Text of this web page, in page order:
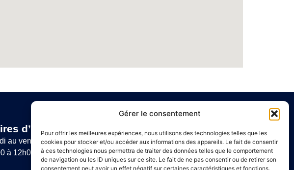
Gérer le consentement
Pour offrir les meilleures expériences, nous utilisons des technologies telles que les
cookies pour stocker et/ou accéder aux informations des appareils. Le fait de consentir
à ces technologies nous permettra de traiter des données telles que le comportement
de navigation ou les ID uniques sur ce site. Le fait de ne pas consentir ou de retirer son
consentement peut avoir un effet négatif sur certaines caractéristiques et fonctions.
d’ouverture
au vendredi :
à 12h00 et de 14h00 à 16h00
Liens utiles
Annuaire de santé
Mentions légales
Politique de confidentialité